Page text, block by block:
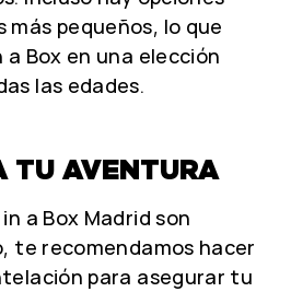
más pequeños, lo que
Box en una elección
las edades.
TU AVENTURA
a Box Madrid son
te recomendamos hacer
para asegurar tu